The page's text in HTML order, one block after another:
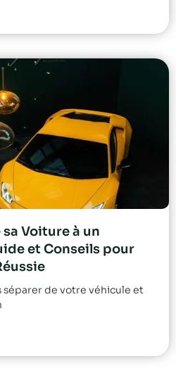
Voiture à un
et Conseils pour
séparer de votre véhicule et